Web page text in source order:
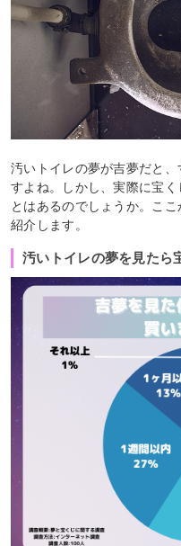
汚いトイレの夢が吉夢だと
すよね。しかし、実際に宝
とはあるのでしょうか。こ
紹介します。
汚いトイレの夢を見たら